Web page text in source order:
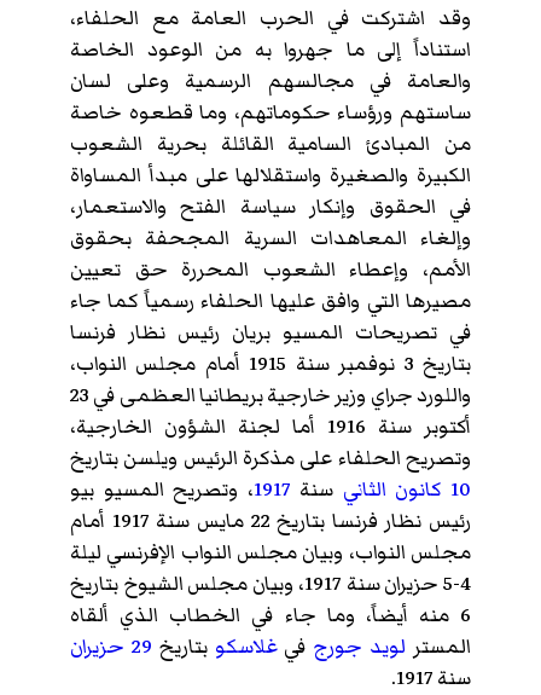
وقد اشتركت في الحرب العامة مع الحلفاء،
استناداً إلى ما جهروا به من الوعود الخاصة
والعامة في مجالسهم الرسمية وعلى لسان
ساستهم ورؤساء حكوماتهم، وما قطعوه خاصة
من المبادئ السامية القائلة بحرية الشعوب
الكبيرة والصغيرة واستقلالها على مبدأ المساواة
في الحقوق وإنكار سياسة الفتح والاستعمار،
وإلغاء المعاهدات السرية المجحفة بحقوق
الأمم، وإعطاء الشعوب المحررة حق تعيين
مصيرها التي وافق عليها الحلفاء رسمياً كما جاء
في تصريحات المسيو بريان رئيس نظار فرنسا
بتاريخ 3 نوفمبر سنة 1915 أمام مجلس النواب،
واللورد جراي وزير خارجية بريطانيا العظمى في 23
أكتوبر سنة 1916 أما لجنة الشؤون الخارجية،
وتصريح الحلفاء على مذكرة الرئيس ويلسن بتاريخ
10 كانون الثاني
سنة 1917، وتصريح المسيو بيو
رئيس نظار فرنسا بتاريخ 22 مايس سنة 1917 أمام
مجلس النواب، وبيان مجلس النواب الإفرنسي ليلة
4-5 حزيران سنة 1917، وبيان مجلس الشيوخ بتاريخ
6 منه أيضاً، وما جاء في الخطاب الذي ألقاه
المستر لويد جورج فيغلاسكو بتاريخ 29 حزيران
سنة 1917.